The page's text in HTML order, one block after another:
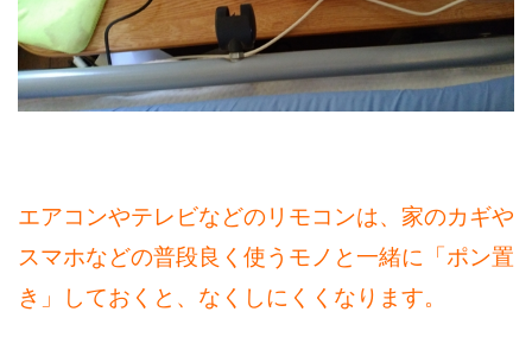
エアコンやテレビなどのリモコンは、家のカギや
スマホなどの普段良く使うモノと一緒に「ポン置
き」しておくと、なくしにくくなります。